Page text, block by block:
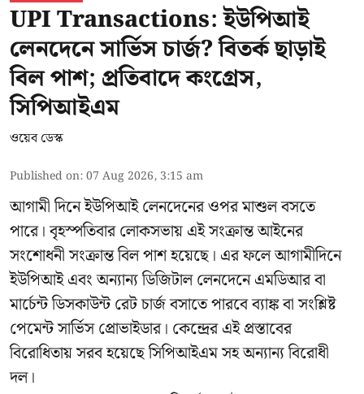
UPI Transactions: ইউপিআই
লেনদেনে সার্ভিস চার্জ? বিতর্ক ছাড়াই
বিল পাশ; প্রতিবাদে কংগ্রেস,
সিপিআইএম
ওয়েব ডেস্ক
Published on:07 Aug 2026, 3:15 am
আগামী দিনে ইউপিআই লেনদেনের ওপর মাশুল বসতে
পারে। বৃহস্পতিবার লোকসভায় এই সংক্রান্ত আইনের
সংশোধনী সংক্রান্ত বিল পাশ হয়েছে। এর ফলে আগামীদিনে
ইউপিআই এবং অন্যান্য ডিজিটাল লেনদেনে এমডিআর বা
মার্চেন্ট ডিসকাউন্ট রেট চার্জ বসাতে পারবে ব্যাঙ্ক বা সংশ্লিষ্ট
পেমেন্ট সার্ভিস প্রোভাইডার। কেন্দ্রের এই প্রস্তাবের
বিরোধিতায় সরব হয়েছে সিপিআইএম সহ অন্যান্য বিরোধী
দল।